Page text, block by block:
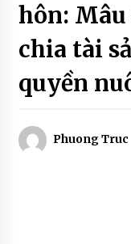
hôn:
chia tài
quyền
Phuong Truc